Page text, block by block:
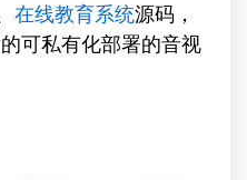
在线教育系统源码，
可私有化部署的音视